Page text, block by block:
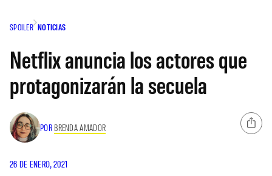
SPOILER NOTICIAS
Netflix anuncia los actores que
protagonizarán la secuela
POR BRENDA AMADOR
26 DE ENERO, 2021